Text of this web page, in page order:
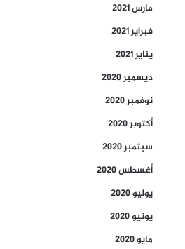
مارس 2021
فبراير 2021
يناير 2021
ديسمبر 2020
نوفمبر 2020
أكتوبر 2020
سبتمبر 2020
أغسطس 2020
يوليو 2020
يونيو 2020
مايو 2020